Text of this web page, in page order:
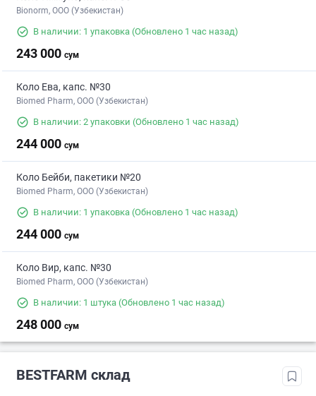
Bionorm, OOO (Узбекистан)
В наличии: 1 упаковка (Обновлено 1 час назад)
243 000 сум
Коло Ева, капс. №30
Biomed Pharm, OOO (Узбекистан)
В наличии: 2 упаковки (Обновлено 1 час назад)
244 000 сум
Коло Бейби, пакетики №20
Biomed Pharm, OOO (Узбекистан)
В наличии: 1 упаковка (Обновлено 1 час назад)
244 000 сум
Коло Вир, капс. №30
Biomed Pharm, OOO (Узбекистан)
В наличии: 1 штука (Обновлено 1 час назад)
248 000 сум
BESTFARM склад